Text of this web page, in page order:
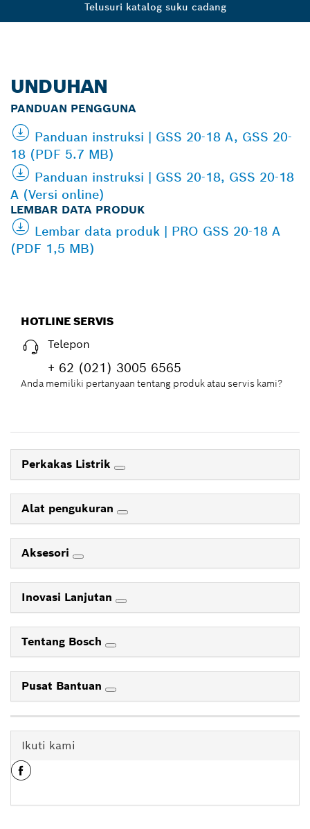
Telusuri katalog suku cadang
UNDUHAN
PANDUAN PENGGUNA
Panduan instruksi | GSS 20-18 A, GSS 20-
18 (PDF 5.7 MB)
Panduan instruksi | GSS 20-18, GSS 20-18
A (Versi online)
LEMBAR DATA PRODUK
Lembar data produk | PRO GSS 20-18 A
(PDF 1,5 MB)
HOTLINE SERVIS
Telepon
+ 62 (021) 3005 6565
Anda memiliki pertanyaan tentang produk atau servis kami?
Perkakas Listrik
Alat pengukuran
Aksesori
Inovasi Lanjutan
Tentang Bosch
Pusat Bantuan
Ikuti kami